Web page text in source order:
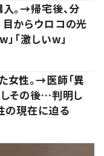
。→帰宅後、分
からウロコの光
「激しいw」
女性。→医師「異
しその後…判明し
の現在に迫る